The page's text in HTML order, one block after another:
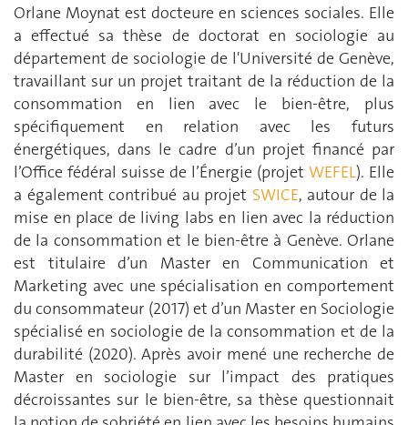
Orlane Moynat est docteure en sciences sociales. Elle
a effectué sa thèse de doctorat en sociologie au
département de sociologie de l'Université de Genève,
travaillant sur un projet traitant de la réduction de la
consommation en lien avec le bien-être, plus
spécifiquement en relation avec les futurs
énergétiques, dans le cadre d’un projet financé par
l’Office fédéral suisse de l’Énergie (projet WEFEL). Elle
a également contribué au projet SWICE, autour de la
mise en place de living labs en lien avec la réduction
de la consommation et le bien-être à Genève. Orlane
est titulaire d’un Master en Communication et
Marketing avec une spécialisation en comportement
du consommateur (2017) et d’un Master en Sociologie
spécialisé en sociologie de la consommation et de la
durabilité (2020). Après avoir mené une recherche de
Master en sociologie sur l’impact des pratiques
décroissantes sur le bien-être, sa thèse questionnait